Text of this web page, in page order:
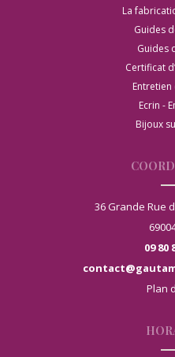
La
Guides
Guides
Certificat
Ecrin -
Bijoux
36 Grande Rue
09 80
Plan